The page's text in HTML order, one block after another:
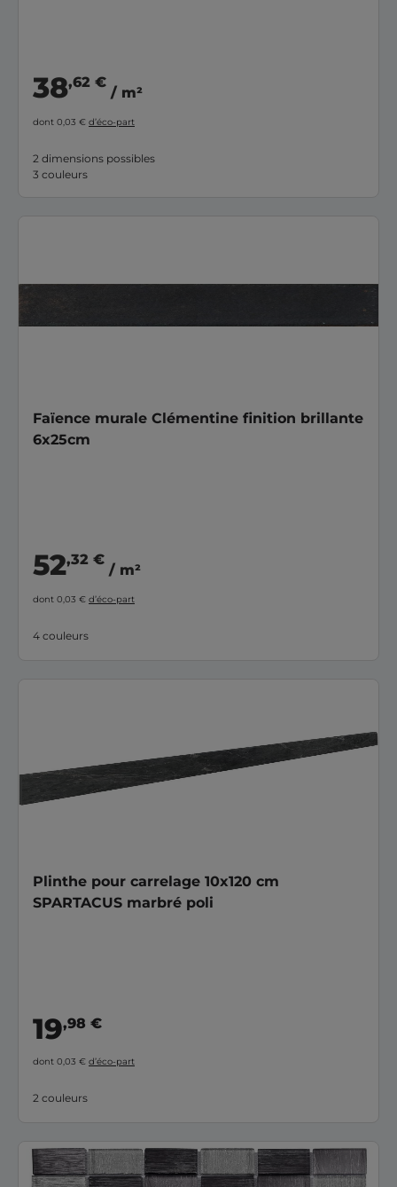
38,62 €
/ m²
dont 0,03 € d’éco-part
2 dimensions possibles
3 couleurs
Faïence murale Clémentine finition brillante
6x25cm
52,32 €
/ m²
dont 0,03 € d’éco-part
4 couleurs
Plinthe pour carrelage 10x120 cm
SPARTACUS marbré poli
19,98 €
dont 0,03 € d’éco-part
2 couleurs